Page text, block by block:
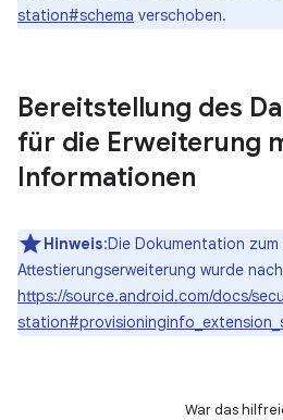
station#schema verschoben.
Bereitstellung des
für die Erweiterung
Informationen
Hinweis:Die Dokumentation
Attestierungserweiterung wurde nach
https://source.android.com/docs/
War das